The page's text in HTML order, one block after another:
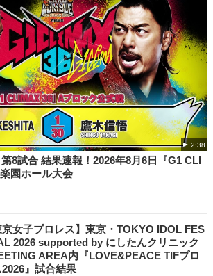
2:38
第8試合 結果速報！2026年8月6日『G1 CLI
園ホール大会
京女子プロレス】東京・TOKYO IDOL FES
2026 supported by にしたんクリニック
AREA内『LOVE&PEACE TIFプロ
2026』試合結果